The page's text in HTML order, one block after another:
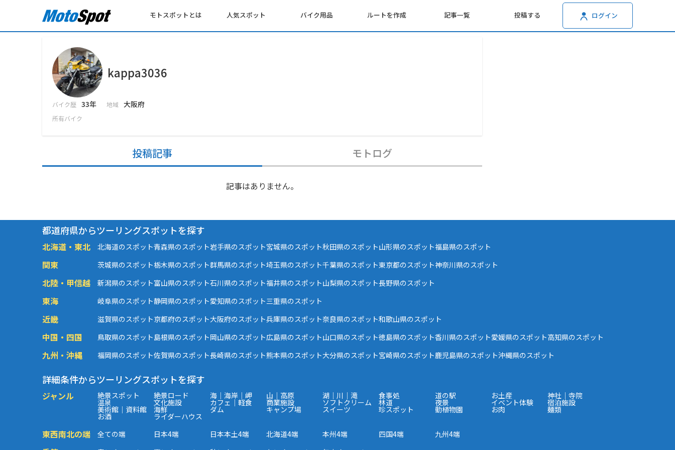
モトスポットとは 人気スポット バイク用品 ルートを作成 記事一覧 投稿する ログイン
kappa3036
バイク歴 33年 地域 大阪府
所有バイク
投稿記事 モトログ
記事はありません。
都道府県からツーリングスポットを探す
北海道・東北 北海道のスポット青森県のスポット岩手県のスポット宮城県のスポット秋田県のスポット山形県のスポット福島県のスポット
関東 茨城県のスポット栃木県のスポット群馬県のスポット埼玉県のスポット千葉県のスポット東京都のスポット神奈川県のスポット
北陸・甲信越 新潟県のスポット富山県のスポット石川県のスポット福井県のスポット山梨県のスポット長野県のスポット
東海 岐阜県のスポット静岡県のスポット愛知県のスポット三重県のスポット
近畿 滋賀県のスポット京都府のスポット大阪府のスポット兵庫県のスポット奈良県のスポット和歌山県のスポット
中国・四国 鳥取県のスポット島根県のスポット岡山県のスポット広島県のスポット山口県のスポット徳島県のスポット香川県のスポット愛媛県のスポット高知県のスポット
九州・沖縄 福岡県のスポット佐賀県のスポット長崎県のスポット熊本県のスポット大分県のスポット宮崎県のスポット鹿児島県のスポット沖縄県のスポット
詳細条件からツーリングスポットを探す
ジャンル 絶景スポット 絶景ロード 海｜海岸｜岬 山｜高原 湖｜川｜滝 食事処 道の駅 お土産 神社｜寺院
温泉 文化施設 カフェ｜軽食 商業施設 ソフトクリーム 林道 夜景 イベント体験 宿泊施設
美術館｜資料館 海鮮 ダム キャンプ場 スイーツ 珍スポット 動植物園 お肉 麺類
お酒 ライダーハウス
東西南北の端 全ての端 日本4端 日本本土4端 北海道4端 本州4端 四国4端 九州4端